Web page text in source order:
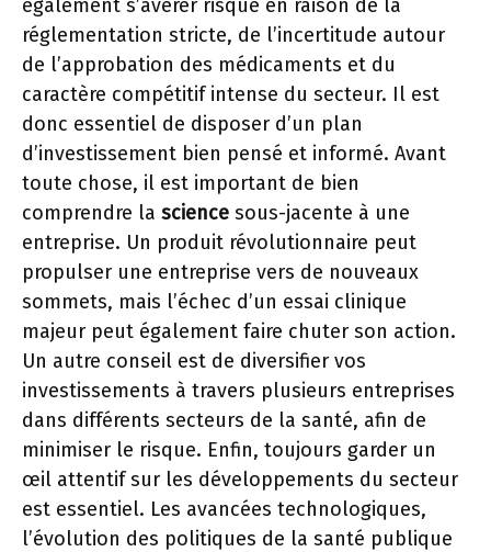
également s’avérer risqué en raison de la
réglementation stricte, de l’incertitude autour
de l’approbation des médicaments et du
caractère compétitif intense du secteur. Il est
donc essentiel de disposer d’un plan
d’investissement bien pensé et informé. Avant
toute chose, il est important de bien
comprendre la science sous-jacente à une
entreprise. Un produit révolutionnaire peut
propulser une entreprise vers de nouveaux
sommets, mais l’échec d’un essai clinique
majeur peut également faire chuter son action.
Un autre conseil est de diversifier vos
investissements à travers plusieurs entreprises
dans différents secteurs de la santé, afin de
minimiser le risque. Enfin, toujours garder un
œil attentif sur les développements du secteur
est essentiel. Les avancées technologiques,
l’évolution des politiques de la santé publique